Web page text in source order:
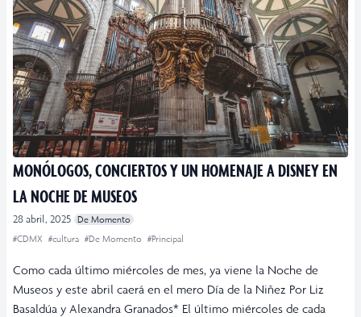
MONÓLOGOS, CONCIERTOS Y UN HOMENAJE A DISNEY EN
LA NOCHE DE MUSEOS
28 abril, 2025 De Momento
#CDMX #cultura #De Momento #Principal
Como cada último miércoles de mes, ya viene la Noche de
Museos y este abril caerá en el mero Día de la Niñez Por Liz
Basaldúa y Alexandra Granados* El último miércoles de cada